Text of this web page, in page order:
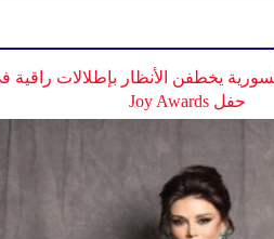
يخطفن الأنظار بإطلالات راقية
حفل Joy Awards